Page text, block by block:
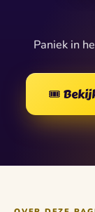
Paniek in
🎟️